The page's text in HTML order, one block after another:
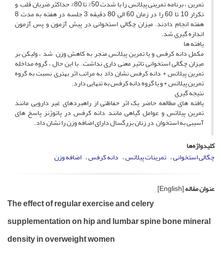
تمرین ، برنامه تمرینی پیلاتس را با شدت 50% تا 80% حداکثر ضربان قلب و
تکرار 10 تا 60 را در زمان 60 الی 80 دقیقه 3 جلسه در هفته به مدت 8
هفته انجام دادند. میزان چگالی استخوانی در پیش آزمون و پس آزمون
اندازه گیری شد.
یافته ها
مکمل دانه کرفس و یا تمرین پیلاتس منجر به کاهش وزن شد ، ولیکن بر
میزان چگالی استخوانی تاثیر معنی داری نداشت. با این حال ، گروه مداخله
تمرین پیلاتس + دانه کرفس نشان داد به مراتب اثر بهتری نسبت به گروه
تمرین پیلاتس + و یا گروه دانه کرفس به تنهایی دارد.
نتیجه گیری
یافته های مطالعه حاضر یک اثر حفاظتی از راهبردهای غیر دارویی مانند
تمرین پیلاتس و عوامل گیاهی مانند دانه کرفس در پاتوژنز پاسخ های
آسیبی به استخوان در زنان بزرگسال دارای اضافه وزن را نشان داد.
کلیدواژه‌ها
چگالی استخوانی تمرینات پیلاتس دانه کرفس اضافه وزن
عنوان مقاله[English]
The effect of regular exercise and celery
supplementation on hip and lumbar spine bone mineral
density in overweight women